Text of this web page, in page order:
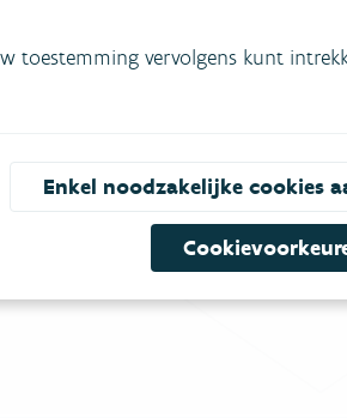
Bekijk het overzicht van
Niet gevonden wat je zocht? Vul ons
toestemming vervolgens kunt
Enkel noodzakelijke cookies